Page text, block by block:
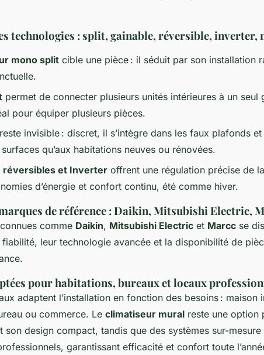
technologies : split, gainable, réversible,
mono split cible une pièce : il séduit par son installation
permet de connecter plusieurs unités intérieures à un seul
pour équiper plusieurs pièces.
reste invisible : discret, il s’intègre dans les faux plafonds et
qu’aux habitations neuves ou rénovées.
réversibles et Inverter offrent une régulation précise de
d’énergie et confort continu, été comme hiver.
de référence : Daikin, Mitsubishi Electric,
comme Daikin, Mitsubishi Electric et Marcc se
fiabilité, leur technologie avancée et la disponibilité de
pour habitations, bureaux et locaux
adaptent l’installation en fonction des besoins : maison
ou commerce. Le climatiseur mural reste une option
son design compact, tandis que des systèmes sur-
garantissant efficacité et confort toute